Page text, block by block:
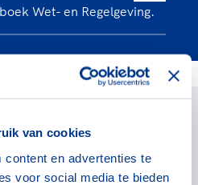
van cookies
en advertenties te
voor social media te bieden
Wet- en Regelgeving.
heb je nog vragen? Neem